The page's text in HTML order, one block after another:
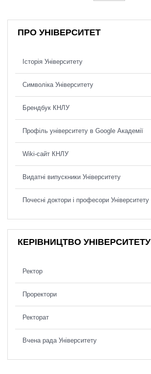
ПРО УНІВЕРСИТЕТ
Історія Університету
Символіка Університету
Брендбук КНЛУ
Профіль університету в Google Академії
Wiki-сайт КНЛУ
Видатні випускники Університету
Почесні доктори і професори Університету
КЕРІВНИЦТВО УНІВЕРСИТЕТУ
Ректор
Проректори
Ректорат
Вчена рада Університету